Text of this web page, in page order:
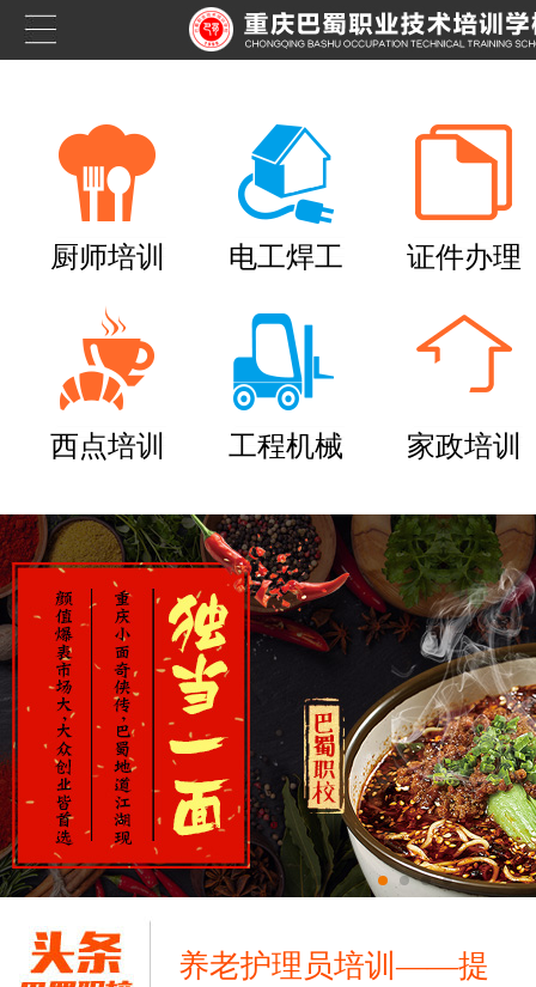
厨师培训 电工焊工 证件办理
西点培训 工程机械 家政培训
养老护理员培训——提
十二月：保持热爱，成
跟“emo”说拜拜！
浓浓端午情，欢乐“粽
这个春天，以爱之名，
养老护理员培训——提